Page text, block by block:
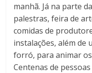
manhã. Já na parte
palestras, feira de
comidas de
instalações, além de
forró, para animar
Centenas de